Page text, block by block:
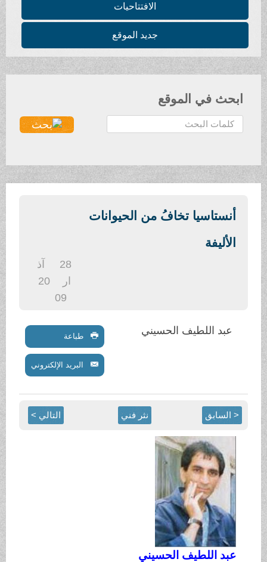
الافتتاحيات
جديد الموقع
ابحث في الموقع
ح
ث
أنستاسيا تخافُ من الحيوانات
الأليفة
20
عبد اللطيف الحسيني طباعة
البريد الإلكتروني
< السابق نثر فني التالي >
عبد اللطيف الحسيني